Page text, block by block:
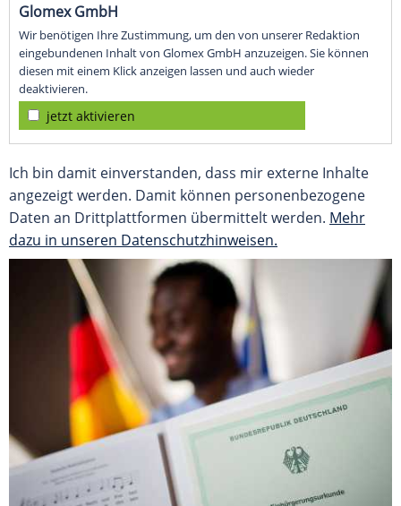
Glomex GmbH
Wir benötigen Ihre Zustimmung, um den von unserer Redaktion
eingebundenen Inhalt von Glomex GmbH anzuzeigen. Sie können
diesen mit einem Klick anzeigen lassen und auch wieder
deaktivieren.
jetzt aktivieren
Ich bin damit einverstanden, dass mir externe Inhalte
angezeigt werden. Damit können personenbezogene
Daten an Drittplattformen übermittelt werden. Mehr
dazu in unseren Datenschutzhinweisen.